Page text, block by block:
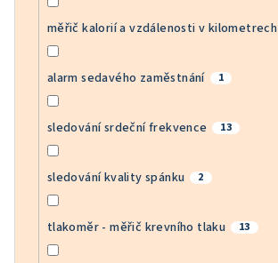
měřič kalorií a vzdálenosti v kilometrech
alarm sedavého zaměstnání 1
sledování srdeční frekvence 13
sledování kvality spánku 2
tlakoměr - měřič krevního tlaku 13